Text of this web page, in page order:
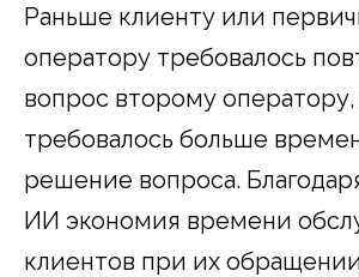
Раньше клиенту или
оператору требовалось
вопрос второму оператору,
требовалось больше
решение вопроса.
ИИ экономия времени
клиентов при их